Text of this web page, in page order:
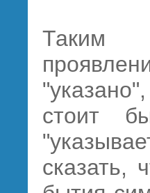
Таким
стоит
сказать,